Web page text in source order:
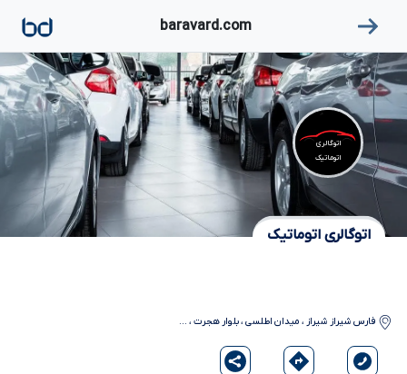
baravard.com
اتوگالری
اتوماتیک
اتوگالری اتوماتیک
فارس شیراز شیراز ، میدان اطلسی ، بلوار هجرت ، ...